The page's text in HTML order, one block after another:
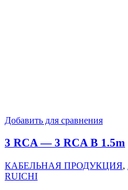
Добавить для сравнения
3 RCA — 3 RCA B 1.5m
КАБЕЛЬНАЯ ПРОДУКЦИЯ,
RUICHI